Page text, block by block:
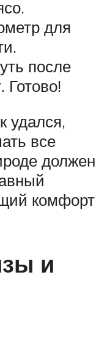
для
после
Готово!
удался,
все
должен
комфорт
и